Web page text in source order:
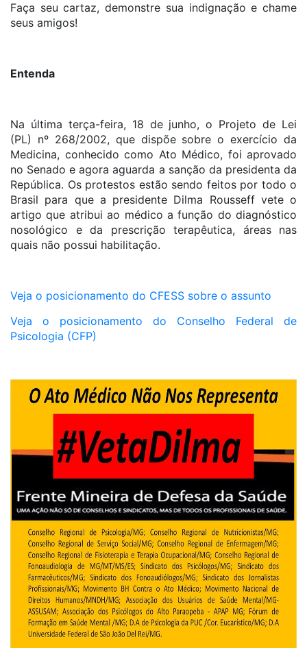
Faça seu cartaz, demonstre sua indignação e chame
seus amigos!
Entenda
Na última terça-feira, 18 de junho, o Projeto de Lei
(PL) nº 268/2002, que dispõe sobre o exercício da
Medicina, conhecido como Ato Médico, foi aprovado
no Senado e agora aguarda a sanção da presidenta da
República. Os protestos estão sendo feitos por todo o
Brasil para que a presidente Dilma Rousseff vete o
artigo que atribui ao médico a função do diagnóstico
nosológico e da prescrição terapêutica, áreas nas
quais não possui habilitação.
Veja o posicionamento do CFESS sobre o assunto
Veja o posicionamento do Conselho Federal de
Psicologia (CFP)